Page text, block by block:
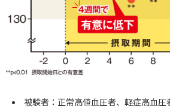
被験者：正常高値血圧者、軽症高血圧